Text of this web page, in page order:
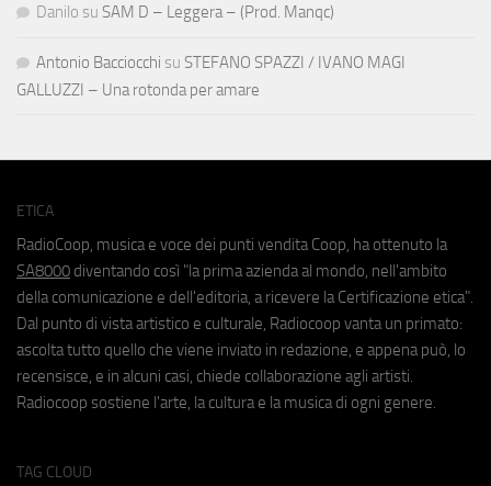
Danilo su SAM D – Leggera – (Prod. Manqc)
Antonio Bacciocchi su STEFANO SPAZZI / IVANO MAGI
GALLUZZI – Una rotonda per amare
ETICA
RadioCoop, musica e voce dei punti vendita Coop, ha ottenuto la
SA8000 diventando così "la prima azienda al mondo, nell'ambito
della comunicazione e dell'editoria, a ricevere la Certificazione etica".
Dal punto di vista artistico e culturale, Radiocoop vanta un primato:
ascolta tutto quello che viene inviato in redazione, e appena può, lo
recensisce, e in alcuni casi, chiede collaborazione agli artisti.
Radiocoop sostiene l'arte, la cultura e la musica di ogni genere.
TAG CLOUD